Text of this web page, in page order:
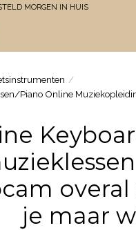
MORGEN IN HUIS
/
Piano Online
overal
je maar